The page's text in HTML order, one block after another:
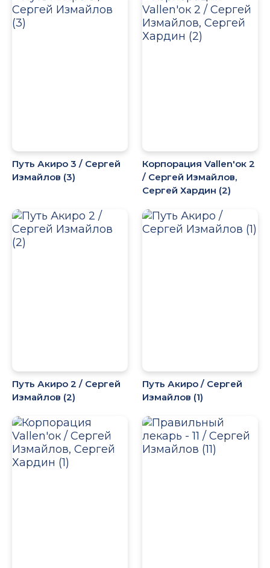
Путь Акиро 3 / Сергей
Измайлов (3)
Корпорация Vallen'ок 2
/ Сергей Измайлов,
Сергей Хардин (2)
Путь Акиро 2 / Сергей
Измайлов (2)
Путь Акиро / Сергей
Измайлов (1)